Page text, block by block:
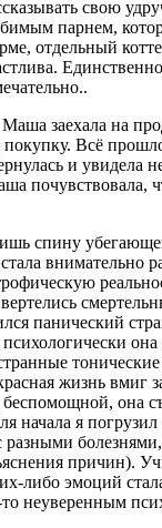
свою
парнем,
отдельный
заехала на
Всё
и увидела
почувствовала,
спину
панический
жизнь вмиг
она
начала я
разными
причин).
либо эмоций
неуверенным